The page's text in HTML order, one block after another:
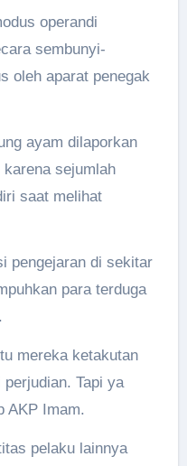
operandi
sembunyi-
oleh aparat penegak
ayam dilaporkan
sejumlah
saat melihat
pengejaran di sekitar
para terduga
mereka ketakutan
Tapi ya
AKP Imam.
pelaku lainnya